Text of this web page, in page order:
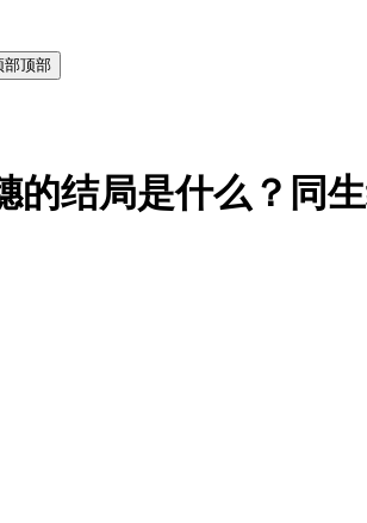
顶部
的结局是什么？同